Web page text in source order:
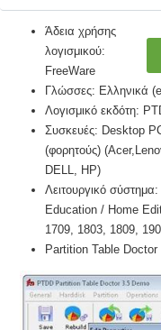
Άδεια χρήσης
λογισμικού:
FreeWare
Γλώσσες: Ελληνικά
Λογισμικό εκδότη:
Συσκευές: Desktop
(φορητούς)
DELL, HP)
Λειτουργικό
Education / Home
1709, 1803, 1809,
Partition Table